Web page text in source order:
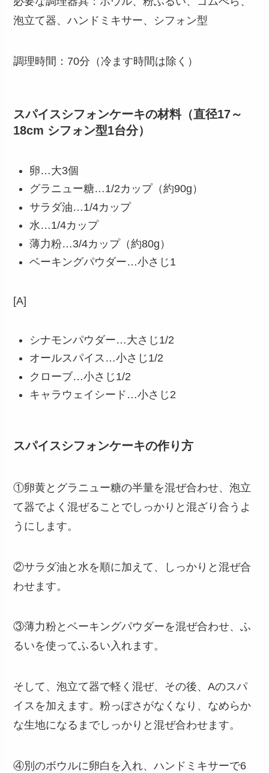
泡立て器、ハンドミキサー、シフォン型
調理時間：70分（冷ます時間は除く）
スパイスシフォンケーキの材料（直径17～
18cm シフォン型1台分）
卵…大3個
グラニュー糖…1/2カップ（約90g）
サラダ油…1/4カップ
水…1/4カップ
薄力粉…3/4カップ（約80g）
ベーキングパウダー…小さじ1
[A]
シナモンパウダー…大さじ1/2
オールスパイス…小さじ1/2
クローブ…小さじ1/2
キャラウェイシード…小さじ2
スパイスシフォンケーキの作り方
①卵黄とグラニュー糖の半量を混ぜ合わせ、泡立
て器でよく混ぜることでしっかりと混ざり合うよ
うにします。
②サラダ油と水を順に加えて、しっかりと混ぜ合
わせます。
③薄力粉とベーキングパウダーを混ぜ合わせ、ふ
るいを使ってふるい入れます。
そして、泡立て器で軽く混ぜ、その後、Aのスパ
イスを加えます。粉っぽさがなくなり、なめらか
な生地になるまでしっかりと混ぜ合わせます。
④別のボウルに卵白を入れ、ハンドミキサーで6